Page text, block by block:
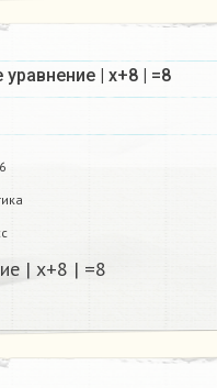
уравнение | х+8 | =8
| х+8 | =8